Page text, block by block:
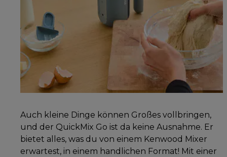
Auch kleine Dinge können Großes vollbringen,
und der QuickMix Go ist da keine Ausnahme. Er
bietet alles, was du von einem Kenwood Mixer
erwartest, in einem handlichen Format! Mit einer